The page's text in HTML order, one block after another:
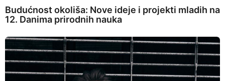
Budućnost okoliša: Nove ideje i projekti mladih na
12. Danima prirodnih nauka